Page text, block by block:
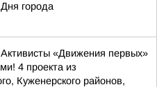
города
«Движения первых»
4 проекта из
Куженерского районов,